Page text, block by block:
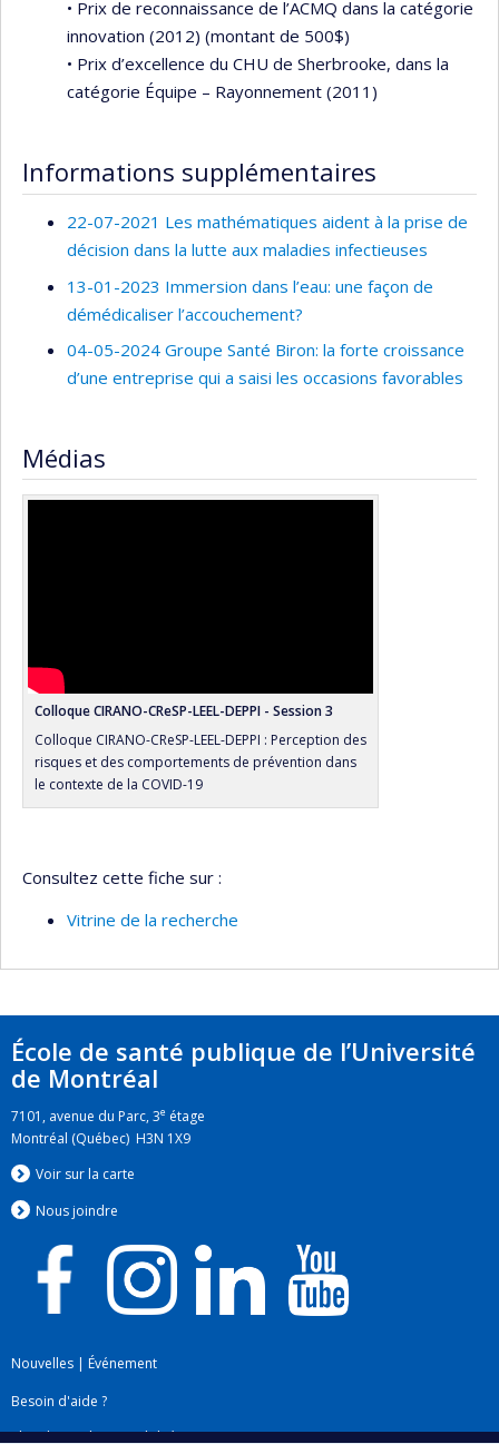
• Prix de reconnaissance de l’ACMQ dans la catégorie
innovation (2012) (montant de 500$)
• Prix d’excellence du CHU de Sherbrooke, dans la
catégorie Équipe – Rayonnement (2011)
Informations supplémentaires
22-07-2021 Les mathématiques aident à la prise de
décision dans la lutte aux maladies infectieuses
13-01-2023 Immersion dans l’eau: une façon de
démédicaliser l’accouchement?
04-05-2024 Groupe Santé Biron: la forte croissance
d’une entreprise qui a saisi les occasions favorables
Médias
Colloque CIRANO-CReSP-LEEL-DEPPI - Session 3
Colloque CIRANO-CReSP-LEEL-DEPPI : Perception des
risques et des comportements de prévention dans
le contexte de la COVID-19
Consultez cette fiche sur :
Vitrine de la recherche
École de santé publique de l’Université
de Montréal
7101, avenue du Parc, 3e étage
Montréal (Québec) H3N 1X9
Voir sur la carte
Nous joindre
Nouvelles | Événement
Besoin d'aide ?
Plan du site|Accessibilité